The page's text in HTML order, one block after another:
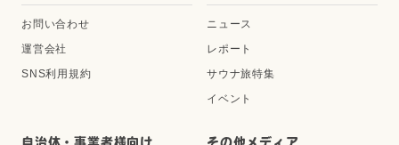
お問い合わせ
運営会社
SNS利用規約
ニュース
レポート
サウナ旅特集
イベント
自治体・事業者様向け その他メディア